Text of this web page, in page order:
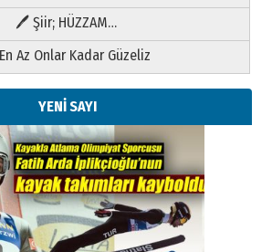
🖊 Şiir; HÜZZAM…
Az Onlar Kadar Güzeliz
YENİ SAYI